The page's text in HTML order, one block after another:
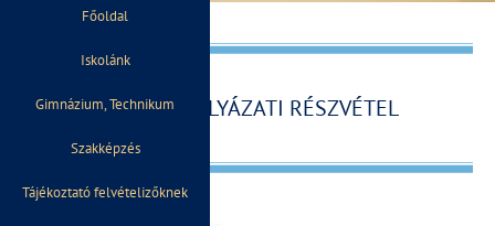
Főoldal
Iskolánk
Gimnázium, Technikum
Szakképzés
Tájékoztató felvételizőknek
SIKERES PÁLYÁZATI RÉSZVÉTEL